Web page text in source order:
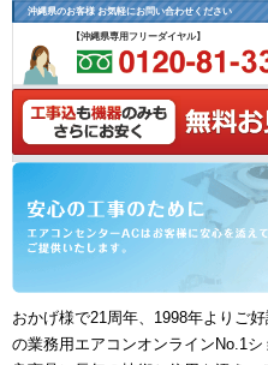
沖縄県のお客様 お気軽にお問い合わせください
【沖縄県専用フリーダイヤル】
おかげ様で21周年、1998年よりご
の業務用エアコンオンラインNo.1